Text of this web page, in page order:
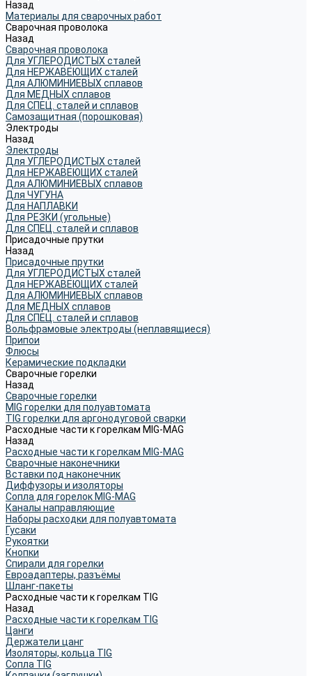
Назад
Материалы для сварочных работ
Сварочная проволока
Назад
Сварочная проволока
Для УГЛЕРОДИСТЫХ сталей
Для НЕРЖАВЕЮЩИХ сталей
Для АЛЮМИНИЕВЫХ сплавов
Для МЕДНЫХ сплавов
Для СПЕЦ. сталей и сплавов
Самозащитная (порошковая)
Электроды
Назад
Электроды
Для УГЛЕРОДИСТЫХ сталей
Для НЕРЖАВЕЮЩИХ сталей
Для АЛЮМИНИЕВЫХ сплавов
Для ЧУГУНА
Для НАПЛАВКИ
Для РЕЗКИ (угольные)
Для СПЕЦ. сталей и сплавов
Присадочные прутки
Назад
Присадочные прутки
Для УГЛЕРОДИСТЫХ сталей
Для НЕРЖАВЕЮЩИХ сталей
Для АЛЮМИНИЕВЫХ сплавов
Для МЕДНЫХ сплавов
Для СПЕЦ. сталей и сплавов
Вольфрамовые электроды (неплавящиеся)
Припои
Флюсы
Керамические подкладки
Сварочные горелки
Назад
Сварочные горелки
MIG горелки для полуавтомата
TIG горелки для аргонодуговой сварки
Расходные части к горелкам MIG-MAG
Назад
Расходные части к горелкам MIG-MAG
Сварочные наконечники
Вставки под наконечник
Диффузоры и изоляторы
Сопла для горелок MIG-MAG
Каналы направляющие
Наборы расходки для полуавтомата
Гусаки
Рукоятки
Кнопки
Спирали для горелки
Евроадаптеры, разъёмы
Шланг-пакеты
Расходные части к горелкам TIG
Назад
Расходные части к горелкам TIG
Цанги
Держатели цанг
Изоляторы, кольца TIG
Сопла TIG